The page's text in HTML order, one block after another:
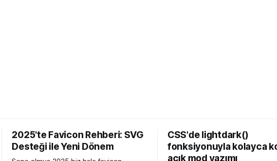
2025'te Favicon Rehberi: SVG
Desteği ile Yeni Dönem
CSS'de lightdark()
fonksiyonuyla kolayca
açık mod yazımı